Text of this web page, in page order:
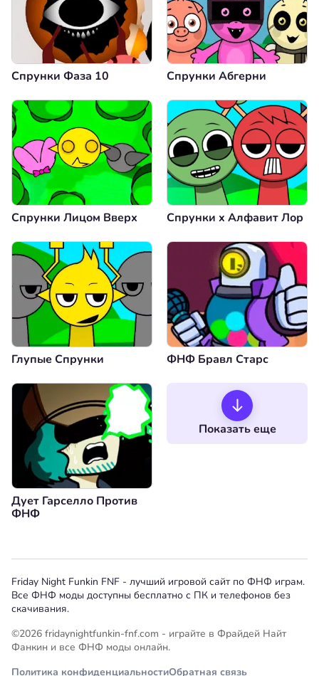
Спрунки Фаза 10 Спрунки Абгерни
Спрунки Лицом Вверх Спрунки x Алфавит Лор
Глупые Спрунки ФНФ Бравл Старс
Дует Гарселло Против
ФНФ
Показать еще
Friday Night Funkin FNF - лучший игровой сайт по ФНФ играм.
Все ФНФ моды доступны бесплатно с ПК и телефонов без
скачивания.
©2026 fridaynightfunkin-fnf.com - играйте в Фрайдей Найт
Фанкин и все ФНФ моды онлайн.
Политика конфиденциальностиОбратная связь